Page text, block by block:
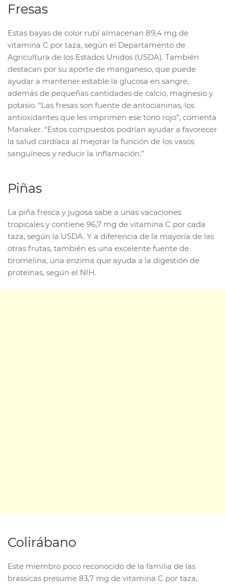
Fresas
Estas bayas de color rubí almacenan 89,4 mg de
vitamina C por taza, según el Departamento de
Agricultura de los Estados Unidos (USDA). También
destacan por su aporte de manganeso, que puede
ayudar a mantener estable la glucosa en sangre,
además de pequeñas cantidades de calcio, magnesio y
potasio. “Las fresas son fuente de antocianinas, los
antioxidantes que les imprimen ese tono rojo”, comenta
Manaker. “Estos compuestos podrían ayudar a favorecer
la salud cardíaca al mejorar la función de los vasos
sanguíneos y reducir la inflamación.”
Piñas
La piña fresca y jugosa sabe a unas vacaciones
tropicales y contiene 96,7 mg de vitamina C por cada
taza, según la USDA. Y a diferencia de la mayoría de las
otras frutas, también es una excelente fuente de
bromelina, una enzima que ayuda a la digestión de
proteínas, según el NIH.
Colirábano
Este miembro poco reconocido de la familia de las
brassicas presume 83,7 mg de vitamina C por taza,